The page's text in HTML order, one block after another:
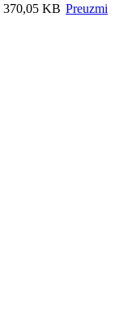
370,05 KB Preuzmi